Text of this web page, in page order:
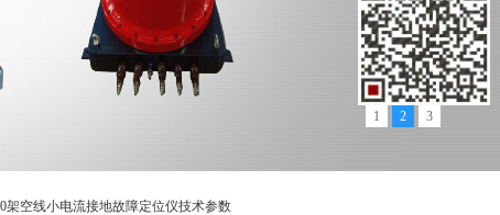
1 2 3
空线小电流接地故障定位仪技术参数